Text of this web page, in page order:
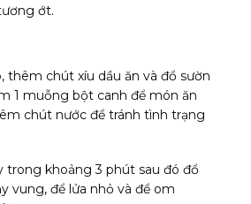
ớt.
thêm chút xíu dầu ăn và đổ sườn
1 muỗng bột canh để món ăn
chút nước để tránh tình trạng
trong khoảng 3 phút sau đó đổ
vung, để lửa nhỏ và để om